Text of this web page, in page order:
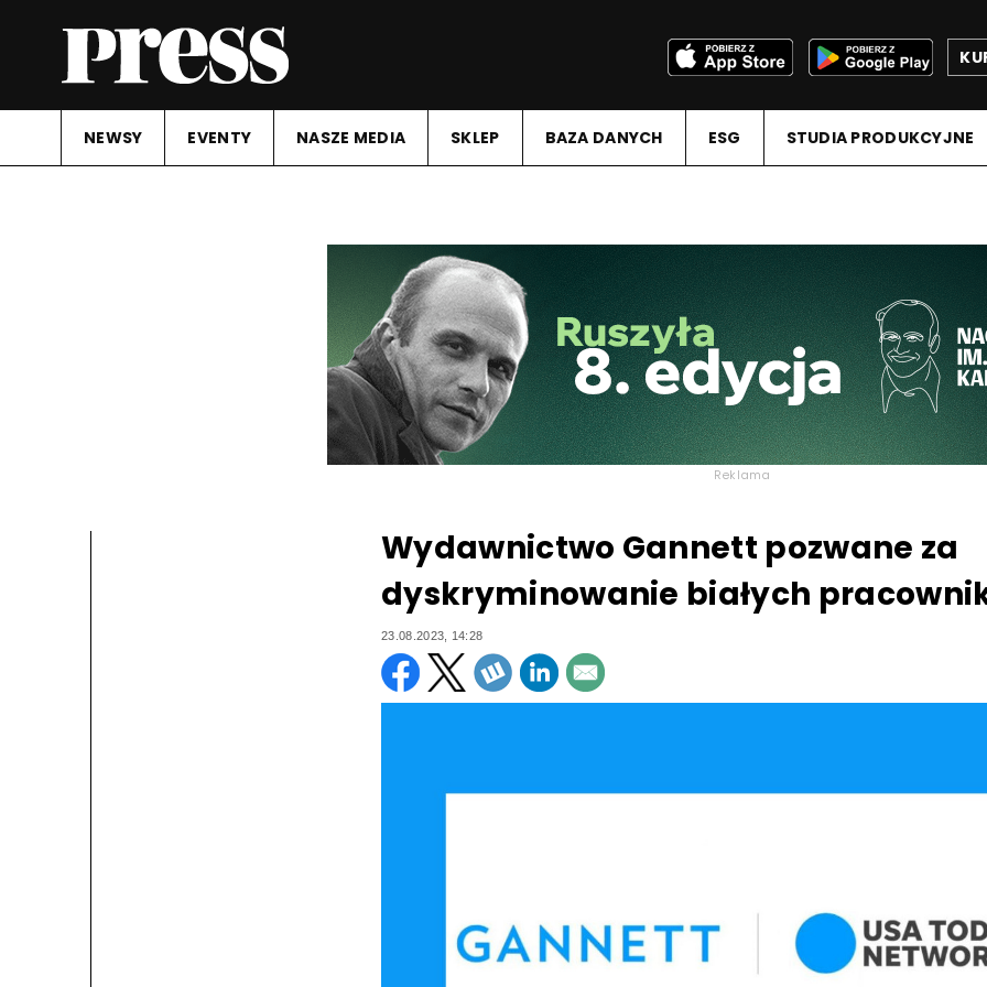
NEWSY EVENTY NASZE MEDIA SKLEP BAZA DANYCH ESG STUDIA PRODUKCYJNE
Reklama
Wydawnictwo Gannett pozwane za
dyskryminowanie białych
23.08.2023, 14:28